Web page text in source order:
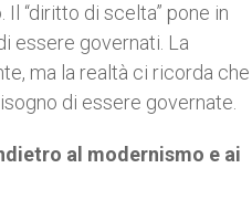
“diritto di scelta” pone in
essere governati. La
ma la realtà ci ricorda che
di essere governate.
al modernismo e ai